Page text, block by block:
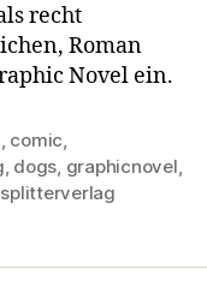
recht
Roman
Novel ein.
, comic,
, dogs, graphicnovel,
splitterverlag